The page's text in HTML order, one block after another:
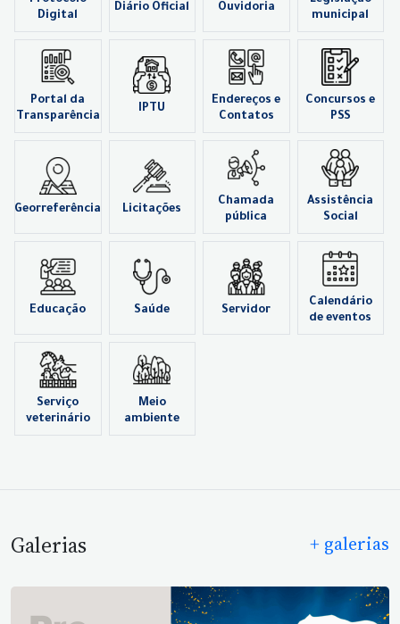
Digital
Diário Oficial Ouvidoria
municipal
Portal da
Transparência
IPTU
Endereços e
Contatos
Concursos e
PSS
Georreferência Licitações
Chamada
pública
Assistência
Social
Educação Saúde Servidor
Calendário
de eventos
Serviço
veterinário
Meio
ambiente
Galerias + galerias